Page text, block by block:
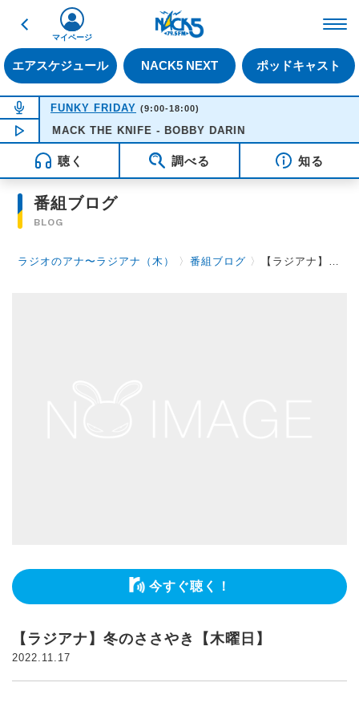
戻る
エアスケジュール NACK5 NEXT ポッドキャスト
マイページ
NOW ON AIR
FUNKY FRIDAY (9:00-18:00)
NOW PLAYING16:51
MACK THE KNIFE - BOBBY DARIN
聴く 調べる 知る
番組ブログ
BLOG
ラジオのアナ〜ラジアナ（木） 〉番組ブログ 〉 【ラジアナ】冬のささやき【木曜日】
今すぐ聴く！
【ラジアナ】冬のささやき【木曜日】
2022.11.17